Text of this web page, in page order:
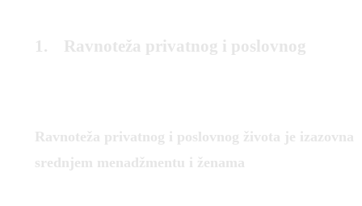
1. Ravnoteža privatnog i poslovnog
Ravnoteža privatnog i poslovnog života je izazovna
srednjem menadžmentu i ženama